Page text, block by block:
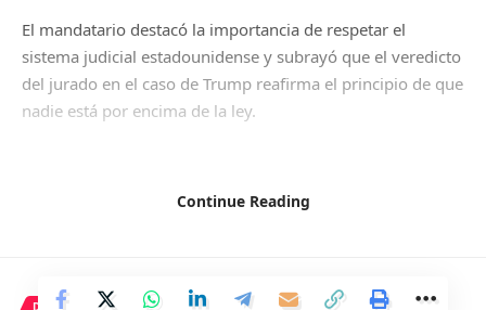
El mandatario destacó la importancia de respetar el
sistema judicial estadounidense y subrayó que el veredicto
del jurado en el caso de Trump reafirma el principio de que
nadie está por encima de la ley.
oportunidades para defenderse ante un jurado de 12
Estas declaraciones se produjeron después de que Trump
Continue Reading
DEPORTE